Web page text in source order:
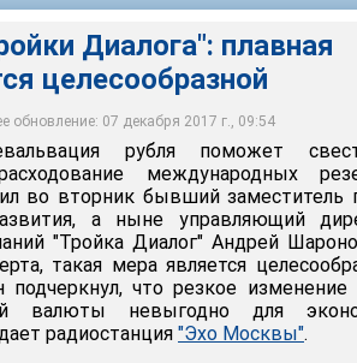
Диалога": плавная
целесообразной
обновление: 07 декабря 2017 г., 09:54
к удержанию высокого курса рубля
бы привести к существенному
резервов, а удержать рубль все
после того, как глава
в правительстве не исключил
рубля поможет
международных
во вторник бывший заместитель
а ныне управляющий
"Тройка Диалог" Андрей
такая мера является
что резкое изменение
валюты невыгодно для
радиостанция "Эхо Москвы".